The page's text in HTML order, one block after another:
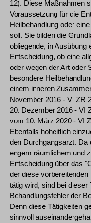
12). Diese Maßnahmen
Voraussetzung für die
Heilbehandlung oder
soll. Sie bilden die
obliegende, in Ausübung
Entscheidung, ob eine
oder wegen der Art oder
besondere
einem inneren
November 2016 - VI ZR
20. Dezember 2016 - VI
vom 10. März 2020 - VI
Ebenfalls hoheitlich
den Durchgangsarzt. Da
engem räumlichem und
Entscheidung über das
der diese
tätig wird, sind bei dieser
Behandlungsfehler der
Denn diese Tätigkeiten
sinnvoll